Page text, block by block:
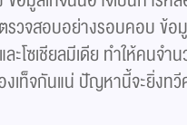
รวจสอบอย่างรอบคอบ ข้อ
ะโซเชียลมีเดีย ทำให้คนจ
องเท็จกันแน่ ปัญหานี้จะยิ่ง